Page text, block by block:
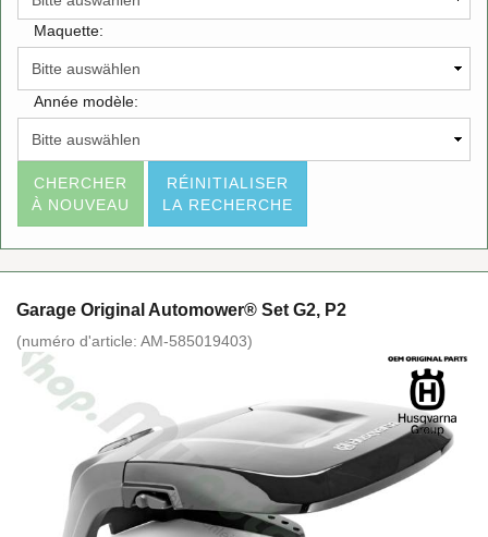
Maquette:
Année modèle:
CHERCHER
À NOUVEAU
RÉINITIALISER
LA RECHERCHE
Ga­rage Ori­gi­nal Au­to­mo­wer® Set G2, P2
(nu­mé­ro d'ar­ticle: AM-​585019403)